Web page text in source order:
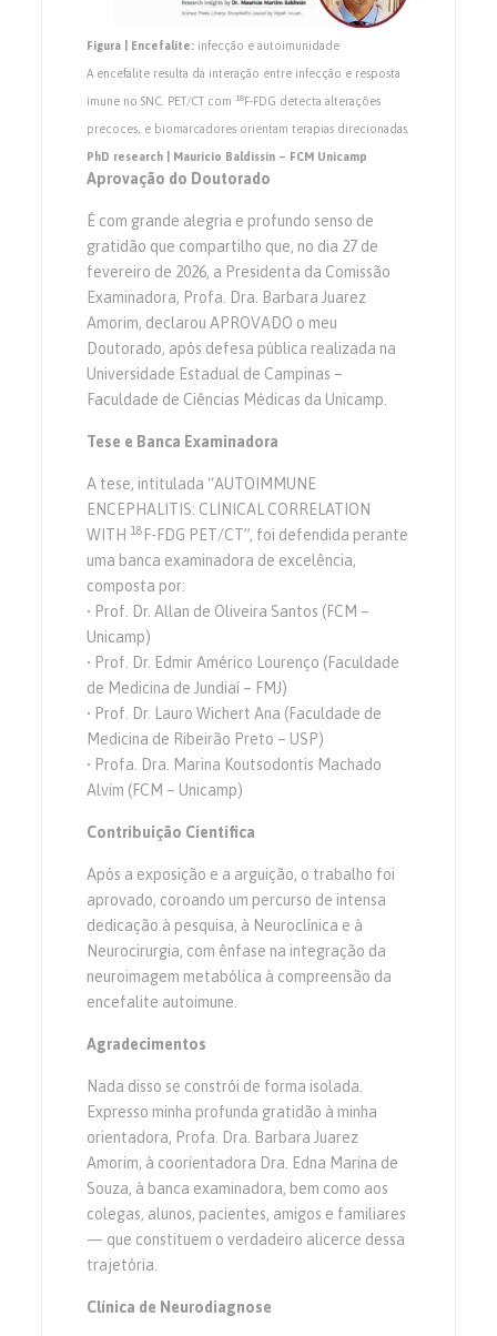
Figura | Encefalite: infecção e autoimunidade
A encefalite resulta da interação entre infecção e resposta
imune no SNC. PET/CT com 18F-FDG detecta alterações
precoces, e biomarcadores orientam terapias direcionadas.
PhD research | Maurício Baldissin – FCM Unicamp
Aprovação do Doutorado
É com grande alegria e profundo senso de
gratidão que compartilho que, no dia 27 de
fevereiro de 2026, a Presidenta da Comissão
Examinadora, Profa. Dra. Barbara Juarez
Amorim, declarou APROVADO o meu
Doutorado, após defesa pública realizada na
Universidade Estadual de Campinas –
Faculdade de Ciências Médicas da Unicamp.
Tese e Banca Examinadora
A tese, intitulada “AUTOIMMUNE
ENCEPHALITIS: CLINICAL CORRELATION
WITH 18 F-FDG PET/CT”, foi defendida perante
uma banca examinadora de excelência,
composta por:
• Prof. Dr. Allan de Oliveira Santos (FCM –
Unicamp)
• Prof. Dr. Edmir Américo Lourenço (Faculdade
de Medicina de Jundiaí – FMJ)
• Prof. Dr. Lauro Wichert Ana (Faculdade de
Medicina de Ribeirão Preto – USP)
• Profa. Dra. Marina Koutsodontis Machado
Alvim (FCM – Unicamp)
Contribuição Científica
Após a exposição e a arguição, o trabalho foi
aprovado, coroando um percurso de intensa
dedicação à pesquisa, à Neuroclínica e à
Neurocirurgia, com ênfase na integração da
neuroimagem metabólica à compreensão da
encefalite autoimune.
Agradecimentos
Nada disso se constrói de forma isolada.
Expresso minha profunda gratidão à minha
orientadora, Profa. Dra. Barbara Juarez
Amorim, à coorientadora Dra. Edna Marina de
Souza, à banca examinadora, bem como aos
colegas, alunos, pacientes, amigos e familiares
— que constituem o verdadeiro alicerce dessa
trajetória.
Clínica de Neurodiagnose